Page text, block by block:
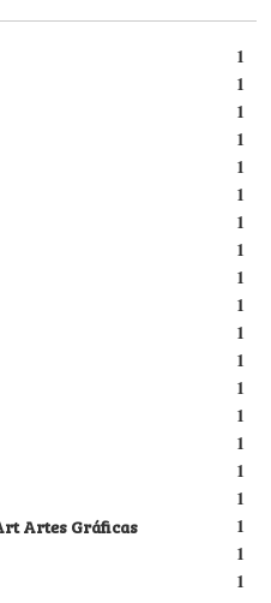
1
1
1
1
1
1
1
1
1
1
1
1
1
1
1
1
1
1
Artes Gráficas
1
1